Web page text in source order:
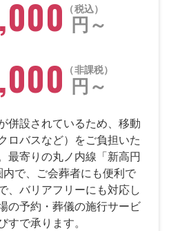
税込
円～
円～
非課税
併設されているため、移動
ロバスなど）をご負担いた
最寄りの丸ノ内線「新高円
で、ご会葬者にも便利で
、バリアフリーにも対応し
の予約・葬儀の施行サービ
で承ります。